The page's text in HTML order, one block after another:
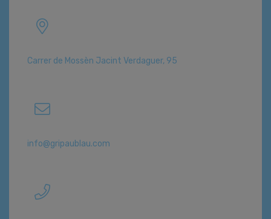
Carrer de Mossèn Jacint Verdaguer, 95
info@gripaublau.com